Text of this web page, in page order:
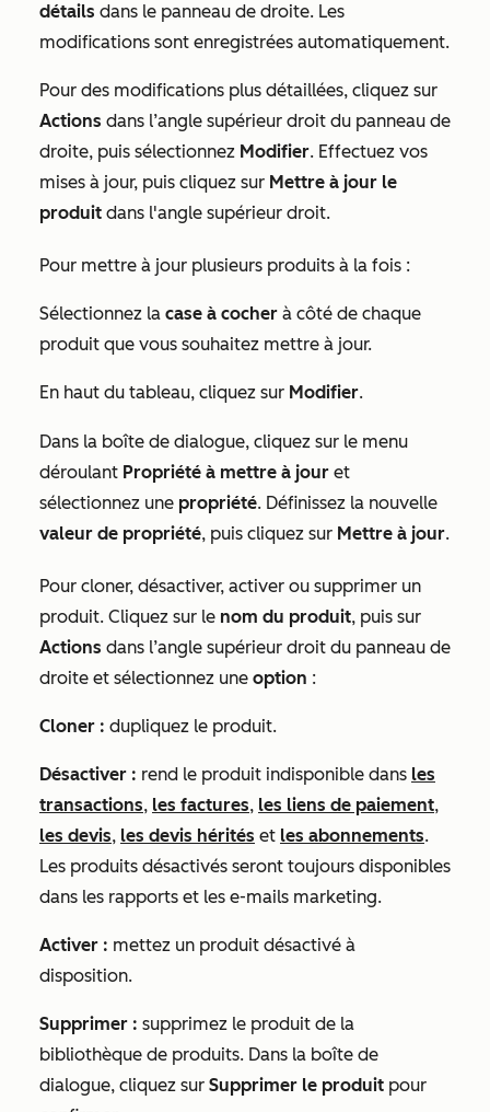
détails dans le panneau de droite. Les
modifications sont enregistrées automatiquement.
Pour des modifications plus détaillées, cliquez sur
Actions dans l’angle supérieur droit du panneau de
droite, puis sélectionnez Modifier. Effectuez vos
mises à jour, puis cliquez sur Mettre à jour le
produit dans l'angle supérieur droit.
Pour mettre à jour plusieurs produits à la fois :
Sélectionnez la case à cocher à côté de chaque
produit que vous souhaitez mettre à jour.
En haut du tableau, cliquez sur Modifier.
Dans la boîte de dialogue, cliquez sur le menu
déroulant Propriété à mettre à jour et
sélectionnez une propriété. Définissez la nouvelle
valeur de propriété, puis cliquez sur Mettre à jour.
Pour cloner, désactiver, activer ou supprimer un
produit. Cliquez sur le nom du produit, puis sur
Actions dans l’angle supérieur droit du panneau de
droite et sélectionnez une option :
Cloner : dupliquez le produit.
Désactiver : rend le produit indisponible dans les
transactions, les factures, les liens de paiement,
les devis, les devis hérités et les abonnements.
Les produits désactivés seront toujours disponibles
dans les rapports et les e-mails marketing.
Activer : mettez un produit désactivé à
disposition.
Supprimer : supprimez le produit de la
bibliothèque de produits. Dans la boîte de
dialogue, cliquez sur Supprimer le produit pour